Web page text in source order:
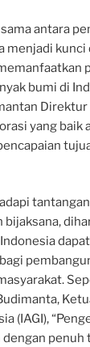
antara
menjadi
bumi di
Direktur
yang baik
bijaksana,
(IAGI),
penuh